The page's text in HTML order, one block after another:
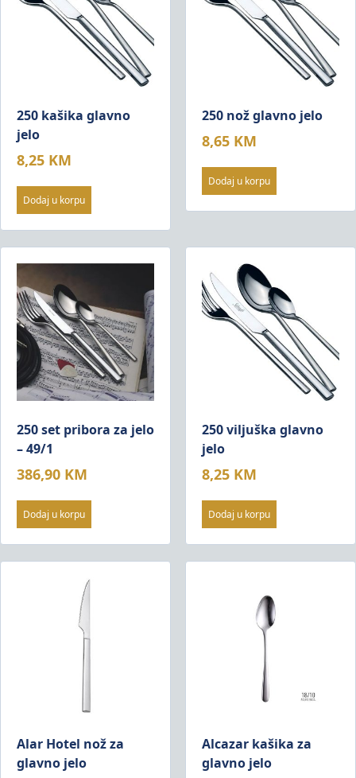
250 kašika glavno
jelo
8,25 KM
Dodaj u korpu
250 nož glavno jelo
8,65 KM
Dodaj u korpu
250 set pribora za jelo
– 49/1
386,90 KM
Dodaj u korpu
250 viljuška glavno
jelo
8,25 KM
Dodaj u korpu
Alar Hotel nož za
glavno jelo
Alcazar kašika za
glavno jelo